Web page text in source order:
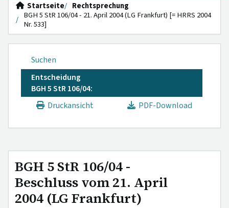
Startseite
Rechtsprechung
BGH 5 StR 106/04 - 21. April 2004 (LG Frankfurt) [= HRRS 2004
Nr. 533]
Suchen
Entscheidung
BGH 5 StR 106/04:
Druckansicht
PDF-Download
BGH 5 StR 106/04 -
Beschluss vom 21. April
2004 (LG Frankfurt)